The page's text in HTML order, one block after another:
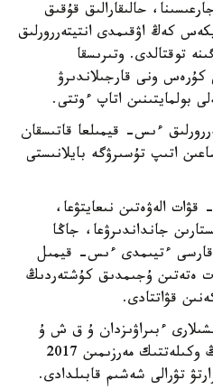
حالىقارالىق قۇقىق
كەڭ اۋقىمدى انتيتەررورلىق
توقتالدى. وتىرىسقا
كۇرەس ونى قارجىلاندىرۋ
بولمايتىنىن اتاپ ءوتتى.
ءىس- قيمىلعا قاتىسقان
اسكەري ۇشاعىن اتىپ تۇسىرۋگە بايلانىستى
الەۋەتىن نىعايتۋعا،
جانداندىرۋعا، جاڭا
قارسى ءتيىمدى ءىس- قيمىل
ەتەتىن ۇجىمدىق كۇشتەردىڭ
قۋاتتادى.
ءبىراۋىزدان ۇ ق ش ۇ
باس حاتشىسى ن. بورديۋجانىڭ وكىلەتتىك مەرزىمىن 2017